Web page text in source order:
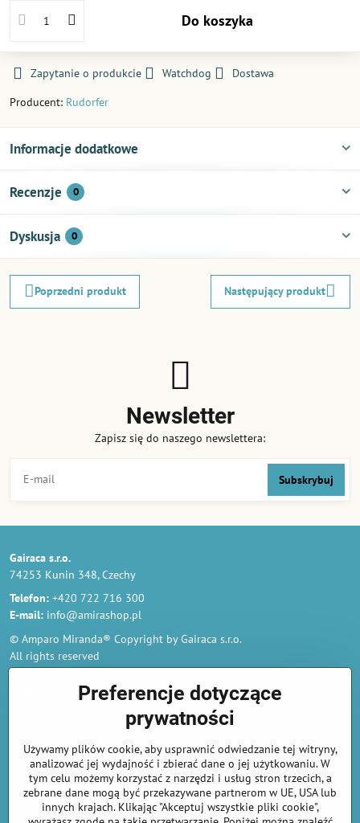
Do koszyka
Zapytanie o produkcie Watchdog
Dostawa
Producent: Rudorfer
Informacje dodatkowe
Recenzje 0
Dyskusja 0
Poprzedni produkt Następujący produkt
Newsletter
Zapisz się do naszego newslettera:
Subskrybuj
Gairaca s.r.o.
74253 Kunin 348, Czechy
Telefon: +420 722 716 300
E-mail: info@amirashop.pl
© Amparo Miranda® Copyright by Gairaca s.r.o.
All rights reserved
Zamówienia
Polityka prywatności i ochrony danych osobowych
Odstąp od umowy tutaj
Informacje o płatnościach kartą
Preferencje dotyczące
prywatności
Używamy plików cookie, aby usprawnić odwiedzanie tej witryny,
analizować jej wydajność i zbierać dane o jej użytkowaniu. W
tym celu możemy korzystać z narzędzi i usług stron trzecich, a
zebrane dane mogą być przekazywane partnerom w UE, USA lub
innych krajach. Klikając "Akceptuj wszystkie pliki cookie",